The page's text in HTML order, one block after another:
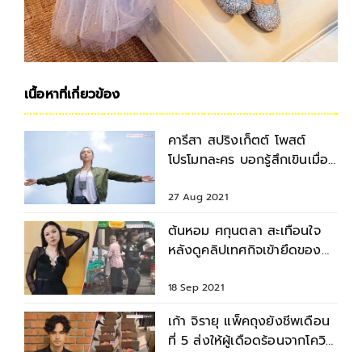
เนื้อหาที่เกี่ยวข้อง
คารีสา สปริงเก็ตต์ โพสต์
โปรโมทละคร บอกรู้สึกเขินเมื่อ
27 Aug 2021
ต้นหอม ศกุนตลา สะเทือนใจ
หลังดูคลิปเทศกิจเข้ายึดของ
18 Sep 2021
เก้า จิรายุ แพ็คถุงยังชีพเดือน
ที่ 5 ส่งให้ผู้เดือดร้อนจากโควิด